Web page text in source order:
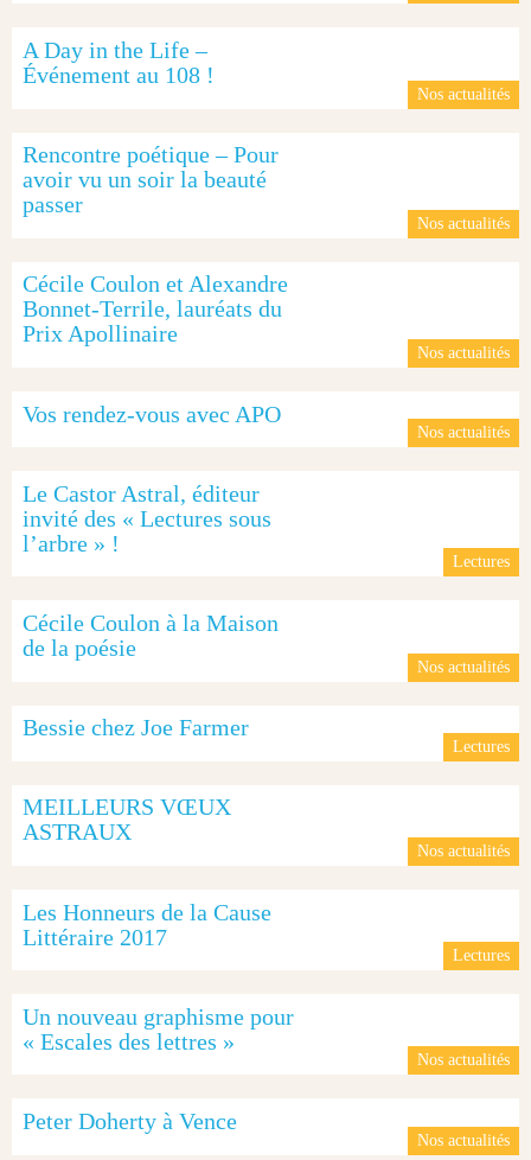
Nos actualités
A Day in the Life –
Événement au 108 !
Nos actualités
Rencontre poétique – Pour
avoir vu un soir la beauté
passer
Nos actualités
Cécile Coulon et Alexandre
Bonnet-Terrile, lauréats du
Prix Apollinaire
Nos actualités
Vos rendez-vous avec APO
Lectures
Le Castor Astral, éditeur
invité des « Lectures sous
l’arbre » !
Nos actualités
Cécile Coulon à la Maison
de la poésie
Lectures
Bessie chez Joe Farmer
Nos actualités
MEILLEURS VŒUX
ASTRAUX
Lectures
Les Honneurs de la Cause
Littéraire 2017
Nos actualités
Un nouveau graphisme pour
« Escales des lettres »
Nos actualités
Peter Doherty à Vence